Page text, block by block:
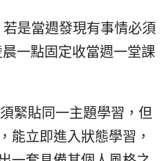
是當週發現有事情必須
一點固定收當週一堂課
緊貼同一主題學習，但
能立即進入狀態學習，